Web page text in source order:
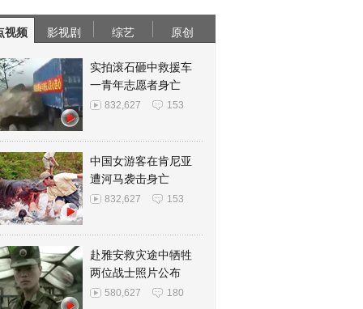
视频 影视剧 综艺 原创
实拍滚石砸中救援车
一青年志愿者身亡
832,627 153
中国女游客在肯尼亚
遭河马袭击身亡
832,627 153
赴雅安救灾途中牺牲
两位战士照片公布
580,627 180